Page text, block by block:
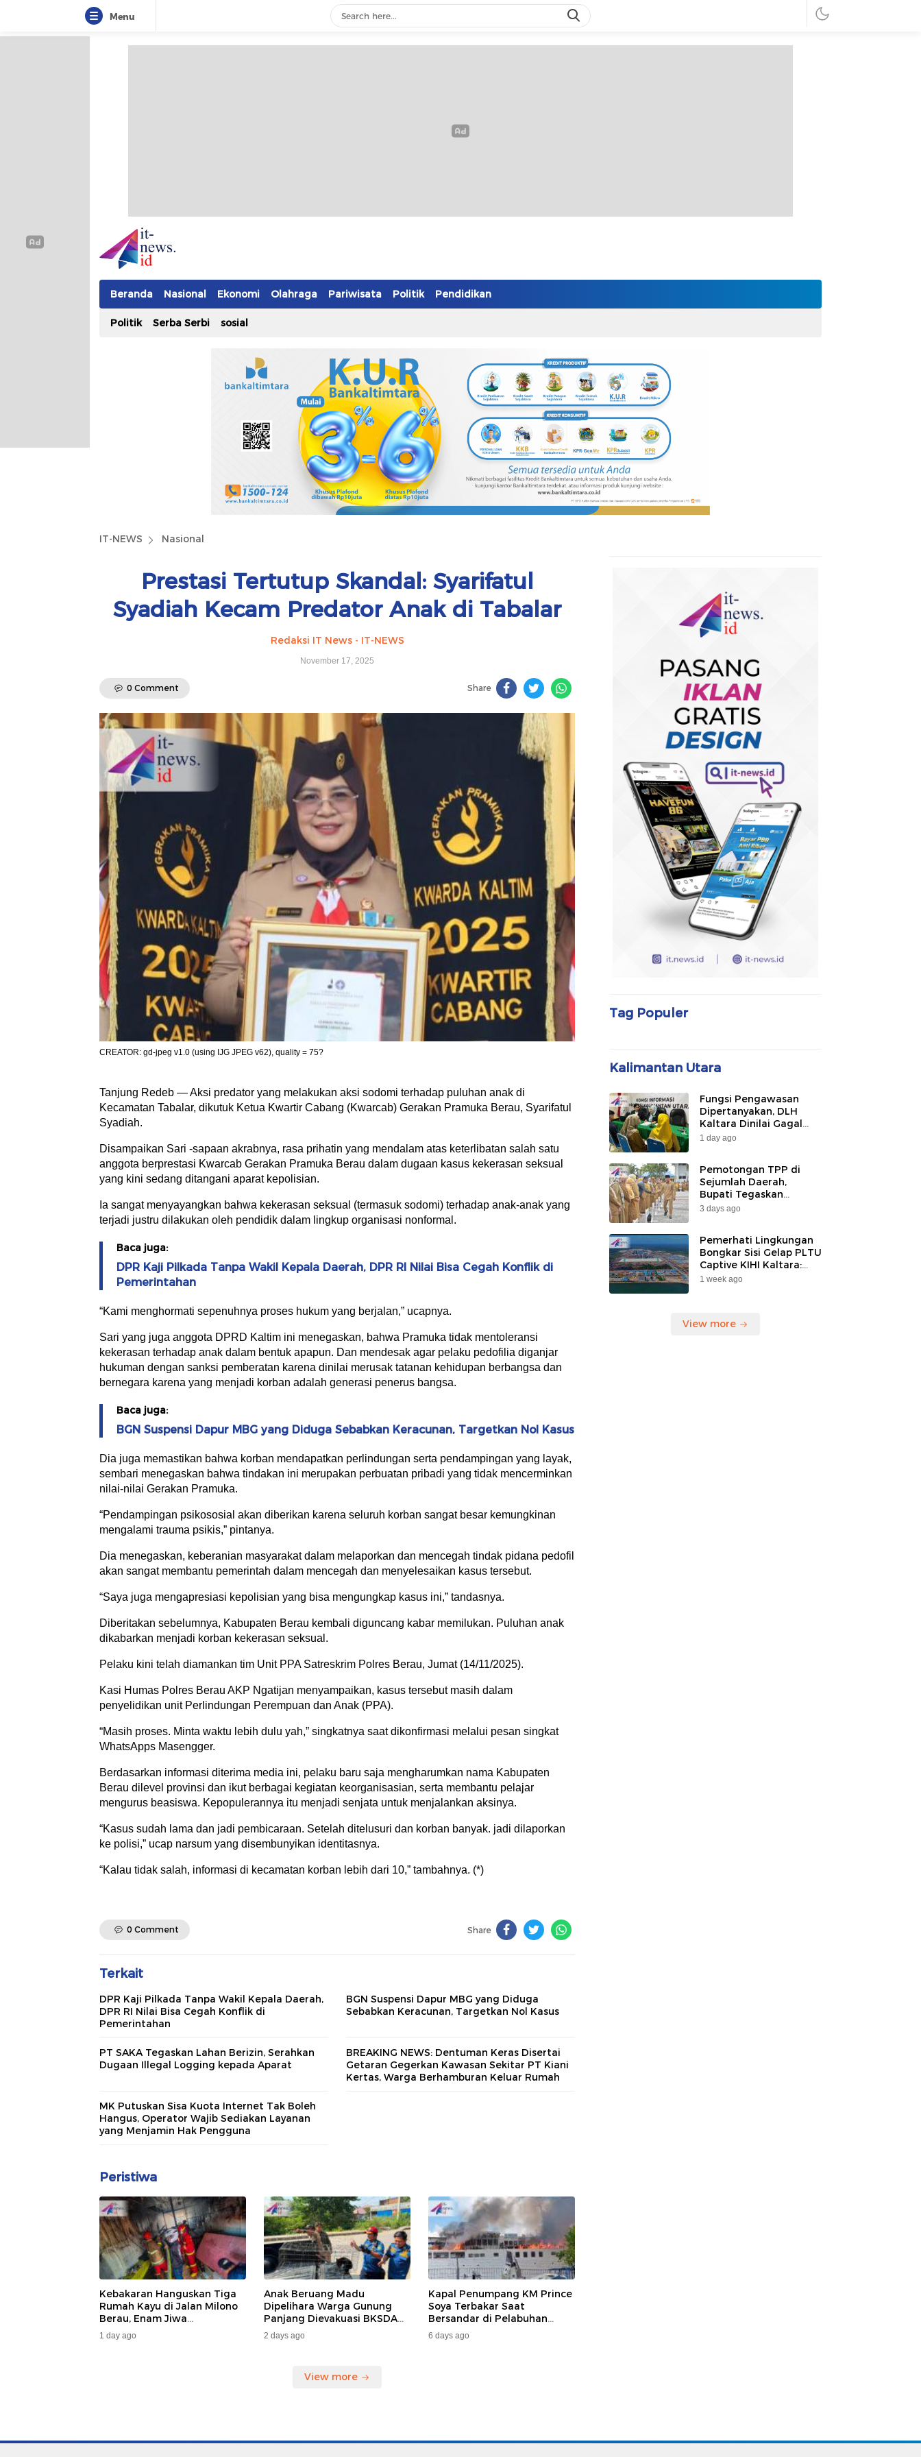
Menu
IT-NEWS
Update Cepat, Cerdas, dan Terpercaya
Beranda Nasional Ekonomi Olahraga Pariwisata Politik Pendidikan
Politik Serba Serbi sosial
IT-NEWS Nasional
Prestasi Tertutup Skandal: Syarifatul
Syadiah Kecam Predator Anak di Tabalar
Redaksi IT News - IT-NEWS
November 17, 2025
0 Comment Share
CREATOR: gd-jpeg v1.0 (using IJG JPEG v62), quality = 75?
Tanjung Redeb — Aksi predator yang melakukan aksi sodomi terhadap puluhan anak di
Kecamatan Tabalar, dikutuk Ketua Kwartir Cabang (Kwarcab) Gerakan Pramuka Berau, Syarifatul
Syadiah.
Disampaikan Sari -sapaan akrabnya, rasa prihatin yang mendalam atas keterlibatan salah satu
anggota berprestasi Kwarcab Gerakan Pramuka Berau dalam dugaan kasus kekerasan seksual
yang kini sedang ditangani aparat kepolisian.
Ia sangat menyayangkan bahwa kekerasan seksual (termasuk sodomi) terhadap anak-anak yang
terjadi justru dilakukan oleh pendidik dalam lingkup organisasi nonformal.
Baca juga:
DPR Kaji Pilkada Tanpa Wakil Kepala Daerah, DPR RI Nilai Bisa Cegah Konflik di
Pemerintahan
“Kami menghormati sepenuhnya proses hukum yang berjalan,” ucapnya.
Sari yang juga anggota DPRD Kaltim ini menegaskan, bahwa Pramuka tidak mentoleransi
kekerasan terhadap anak dalam bentuk apapun. Dan mendesak agar pelaku pedofilia diganjar
hukuman dengan sanksi pemberatan karena dinilai merusak tatanan kehidupan berbangsa dan
bernegara karena yang menjadi korban adalah generasi penerus bangsa.
Baca juga:
BGN Suspensi Dapur MBG yang Diduga Sebabkan Keracunan, Targetkan Nol Kasus
Dia juga memastikan bahwa korban mendapatkan perlindungan serta pendampingan yang layak,
sembari menegaskan bahwa tindakan ini merupakan perbuatan pribadi yang tidak mencerminkan
nilai-nilai Gerakan Pramuka.
“Pendampingan psikososial akan diberikan karena seluruh korban sangat besar kemungkinan
mengalami trauma psikis,” pintanya.
Dia menegaskan, keberanian masyarakat dalam melaporkan dan mencegah tindak pidana pedofil
akan sangat membantu pemerintah dalam mencegah dan menyelesaikan kasus tersebut.
“Saya juga mengapresiasi kepolisian yang bisa mengungkap kasus ini,” tandasnya.
Diberitakan sebelumnya, Kabupaten Berau kembali diguncang kabar memilukan. Puluhan anak
dikabarkan menjadi korban kekerasan seksual.
Pelaku kini telah diamankan tim Unit PPA Satreskrim Polres Berau, Jumat (14/11/2025).
Kasi Humas Polres Berau AKP Ngatijan menyampaikan, kasus tersebut masih dalam
penyelidikan unit Perlindungan Perempuan dan Anak (PPA).
“Masih proses. Minta waktu lebih dulu yah,” singkatnya saat dikonfirmasi melalui pesan singkat
WhatsApps Masengger.
Berdasarkan informasi diterima media ini, pelaku baru saja mengharumkan nama Kabupaten
Berau dilevel provinsi dan ikut berbagai kegiatan keorganisasian, serta membantu pelajar
mengurus beasiswa. Kepopulerannya itu menjadi senjata untuk menjalankan aksinya.
“Kasus sudah lama dan jadi pembicaraan. Setelah ditelusuri dan korban banyak. jadi dilaporkan
ke polisi,” ucap narsum yang disembunyikan identitasnya.
“Kalau tidak salah, informasi di kecamatan korban lebih dari 10,” tambahnya. (*)
0 Comment Share
Terkait
DPR Kaji Pilkada Tanpa Wakil Kepala Daerah,
DPR RI Nilai Bisa Cegah Konflik di
Pemerintahan
BGN Suspensi Dapur MBG yang Diduga
Sebabkan Keracunan, Targetkan Nol Kasus
PT SAKA Tegaskan Lahan Berizin, Serahkan
Dugaan Illegal Logging kepada Aparat
BREAKING NEWS: Dentuman Keras Disertai
Getaran Gegerkan Kawasan Sekitar PT Kiani
Kertas, Warga Berhamburan Keluar Rumah
MK Putuskan Sisa Kuota Internet Tak Boleh
Hangus, Operator Wajib Sediakan Layanan
yang Menjamin Hak Pengguna
Peristiwa
Kebakaran Hanguskan Tiga
Rumah Kayu di Jalan Milono
Berau, Enam Jiwa
Terdampak
1 day ago
Anak Beruang Madu
Dipelihara Warga Gunung
Panjang Dievakuasi BKSDA
Dan DAMKAR
2 days ago
Kapal Penumpang KM Prince
Soya Terbakar Saat
Bersandar di Pelabuhan
Samarinda, Keberangkatan
Penumpang Dialihkan
6 days ago
View more
Tag Populer
Kalimantan Utara
Fungsi Pengawasan
Dipertanyakan, DLH
Kaltara Dinilai Gagal
Awasi PLTU Captive dan
1 day ago
Pemotongan TPP di
Sejumlah Daerah,
Bupati Tegaskan
Bulungan Belum
3 days ago
Pemerhati Lingkungan
Bongkar Sisi Gelap PLTU
Captive KIHI Kaltara:
“Industri Hijau Hanya
1 week ago
View more